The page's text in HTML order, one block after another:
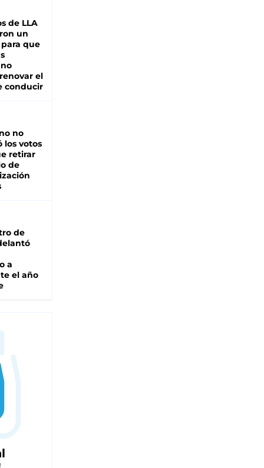
de LLA
un
que
el
conducir
no
los votos
retirar
de
de
a
el año